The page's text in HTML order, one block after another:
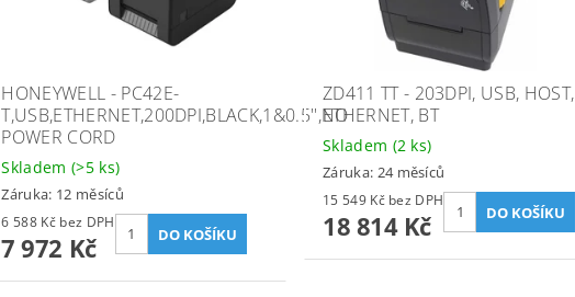
HONEYWELL - PC42E-
T,USB,ETHERNET,200DPI,BLACK,1&0.5'',NO
POWER CORD
Skladem (>5 ks)
Záruka: 12 měsíců
6 588 Kč bez DPH
7 972 Kč
ZD411 TT - 203DPI, USB, HOST,
ETHERNET, BT
Skladem (2 ks)
Záruka: 24 měsíců
15 549 Kč bez DPH
18 814 Kč